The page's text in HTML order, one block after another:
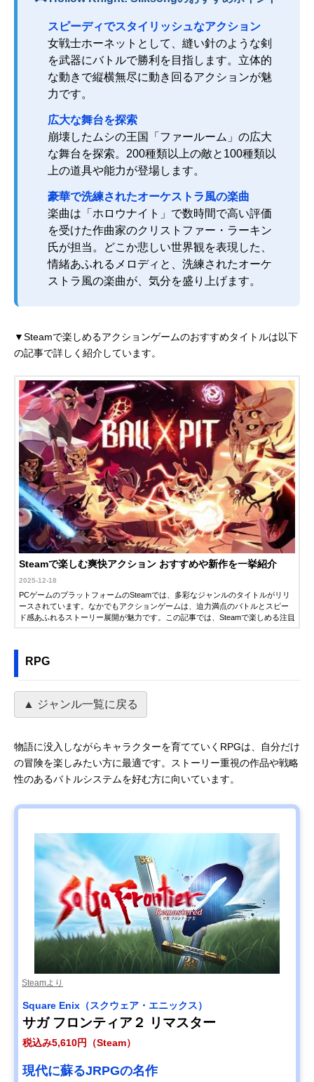
スピーディでスタイリッシュなアクション
女戦士ホーネットとして、縫い針のような剣
を武器にバトルで勝利を目指します。立体的
な動きで縦横無尽に動き回るアクションが魅
力です。
広大な舞台を探索
崩壊したムシの王国「ファールーム」の広大
な舞台を探索。200種類以上の敵と100種類以
上の道具や能力が登場します。
豪華で洗練されたオーケストラ風の楽曲
楽曲は「ホロウナイト」で数時間で高い評価
を受けた作曲家のクリストファー・ラーキン
氏が担当。どこか悲しい世界観を表現した、
情緒あふれるメロディと、洗練されたオーケ
ストラ風の楽曲が、気分を盛り上げます。
▼Steamで楽しめるアクションゲームのおすすめタイトルは以下
の記事で詳しく紹介しています。
Steamで楽しむ爽快アクション おすすめや新作を一挙紹介
2025-12-18
PCゲームのプラットフォームのSteamでは、多彩なジャンルのタイトルがリリ
ースされています。なかでもアクションゲームは、迫力満点のバトルとスピー
ド感あふれるストーリー展開が魅力です。この記事では、Steamで楽しめる注目
RPG
▲ ジャンル一覧に戻る
物語に没入しながらキャラクターを育てていくRPGは、自分だけ
の冒険を楽しみたい方に最適です。ストーリー重視の作品や戦略
性のあるバトルシステムを好む方に向いています。
Steamより
Square Enix（スクウェア・エニックス）
サガ フロンティア２ リマスター
税込み5,610円（Steam）
現代に蘇るJRPGの名作